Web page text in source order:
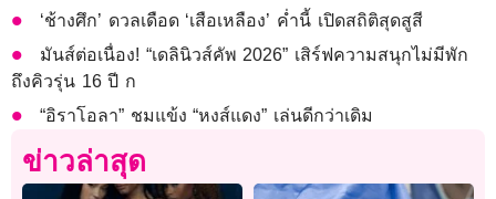
‘ช้างศึก’ ดวลเดือด ‘เสือเหลือง’ ค่ำนี้ เปิดสถิติสุดสูสี
มันส์ต่อเนื่อง! “เดลินิวส์คัพ 2026” เสิร์ฟความสนุกไม่มีพัก
ถึงคิวรุ่น 16 ปี ก
“อิราโอลา” ชมแข้ง “หงส์แดง” เล่นดีกว่าเดิม
ข่าวล่าสุด